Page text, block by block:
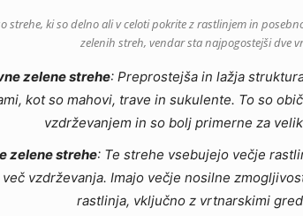
strehe, ki so delno ali v celoti pokrite z rastlinjem in
zelenih streh, vendar sta najpogostejši dve
zelene strehe: Preprostejša in lažja
kot so mahovi, trave in sukulente. To so
vzdrževanjem in so bolj primerne za
zelene strehe: Te strehe vsebujejo večje
vzdrževanja. Imajo večje nosilne
rastlinja, vključno z vrtnarskimi